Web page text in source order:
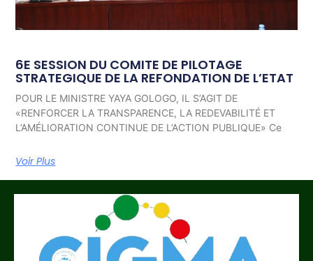
6E SESSION DU COMITE DE PILOTAGE
STRATEGIQUE DE LA REFONDATION DE L’ETAT
POUR LE MINISTRE YAYA GOLOGO, IL S’AGIT DE
«RENFORCER LA TRANSPARENCE, LA REDEVABILITÉ ET
L’AMÉLIORATION CONTINUE DE L’ACTION PUBLIQUE» Ce
Voir Plus